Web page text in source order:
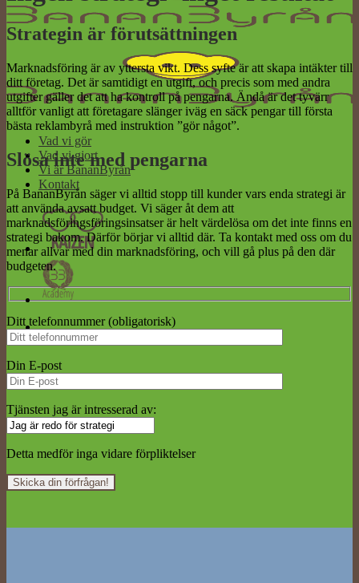
Vad vi gör
Vad vi gjort
Vi är BananByrån
Kontakt
Strategin är förutsättningen
Marknadsföring är av yttersta vikt. Dess syfte är att skapa intäkter till
ditt företag. Det är samtidigt en utgift, och precis som med andra
utgifter gäller det att ha kontroll på pengarna. Ändå är det tyvärr
alltför vanligt att företagare slänger iväg en säck pengar till första
bästa reklambyrå med instruktion ”gör något”.
Slösa inte med pengarna
På BananByrån säger vi alltid stopp till kunder vars enda strategi är
att använda avsatt budget. Vi säger åt dem att
marknadsföringsföringsinsatser är helt värdelösa om det inte finns en
strategi bakom. Därför börjar vi alltid där. Ta kontakt med oss om du
menar allvar med din marknadsföring, och vill gå plus på den där
budgeten.
Ditt telefonnummer (obligatorisk)
Din E-post
Tjänsten jag är intresserad av:
Detta medför inga vidare förpliktelser